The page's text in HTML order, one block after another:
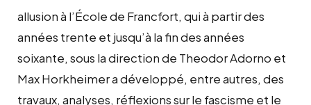
allusion à l’École de Francfort, qui à partir des
années trente et jusqu’à la fin des années
soixante, sous la direction de Theodor Adorno et
Max Horkheimer a développé, entre autres, des
travaux, analyses, réflexions sur le fascisme et le